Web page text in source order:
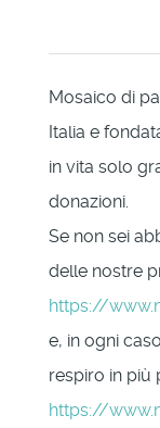
Mosaico di
Italia e
in vita solo
donazioni.
Se non sei
delle nostre
https://
e, in ogni
respiro in più
https://